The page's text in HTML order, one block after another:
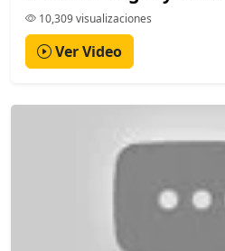
10,309 visualizaciones
Ver Video